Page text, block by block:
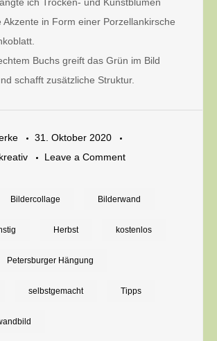
Akzente in Form einer Porzellankirsche
Buchs greift das Grün im Bild
schafft zusätzliche Struktur.
31. Oktober 2020
kreativ Leave a Commenton
Bilderwand
Einfach
schlachten
Bildercollage Bilderwand
Herbst kostenlos
Petersburger Hängung
selbstgemacht Tipps